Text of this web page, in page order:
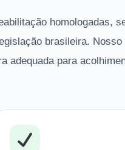
homologadas,
brasileira. Nosso
adequada para